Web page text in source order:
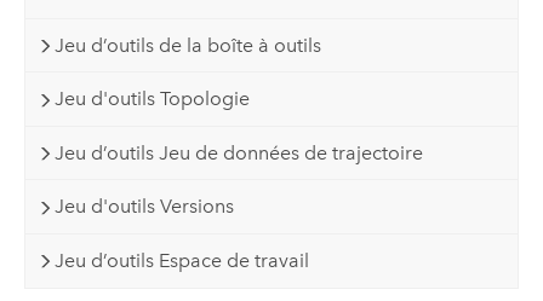
Jeu d’outils de la boîte à outils
Jeu d'outils Topologie
Jeu d’outils Jeu de données de trajectoire
Jeu d'outils Versions
Jeu d’outils Espace de travail